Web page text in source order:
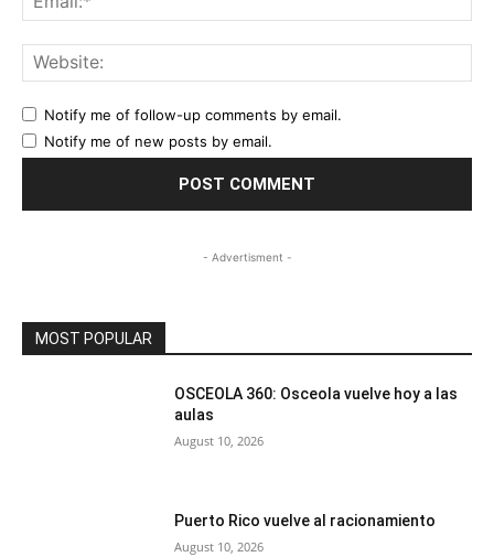
Notify me of follow-up comments by email.
Notify me of new posts by email.
- Advertisment -
MOST POPULAR
OSCEOLA 360: Osceola vuelve hoy a las
aulas
August 10, 2026
Puerto Rico vuelve al racionamiento
August 10, 2026